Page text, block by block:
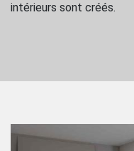
intérieurs sont créés.